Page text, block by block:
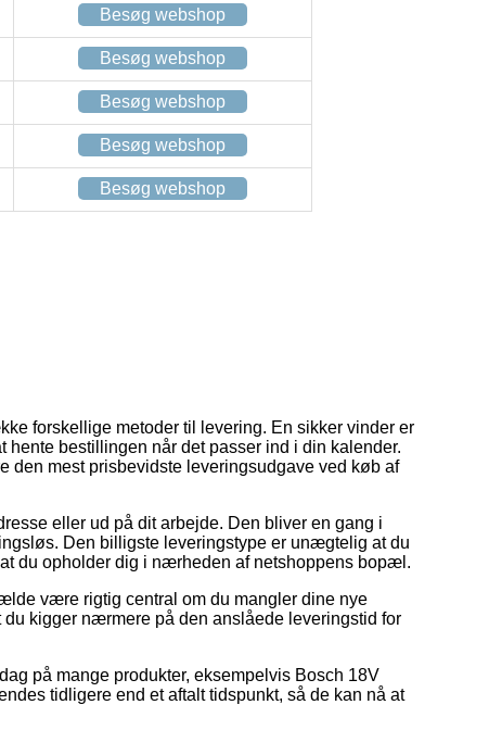
Besøg webshop
Besøg webshop
Besøg webshop
Besøg webshop
Besøg webshop
forskellige metoder til levering. En sikker vinder er
hente bestillingen når det passer ind i din kalender.
den mest prisbevidste leveringsudgave ved køb af
eller ud på dit arbejde. Den bliver en gang i
Den billigste leveringstype er unægtelig at du
du opholder dig i nærheden af netshoppens bopæl.
være rigtig central om du mangler dine nye
kigger nærmere på den anslåede leveringstid for
på mange produkter, eksempelvis Bosch 18V
tidligere end et aftalt tidspunkt, så de kan nå at